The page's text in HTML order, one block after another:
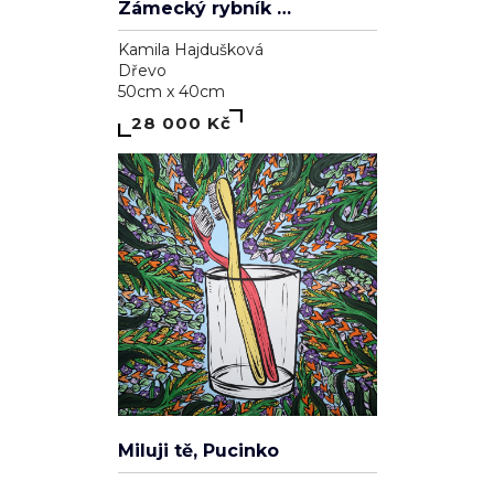
Zámecký rybník v Lednici
Kamila Hajdušková
Dřevo
50cm x 40cm
28 000 Kč
Miluji tě, Pucinko